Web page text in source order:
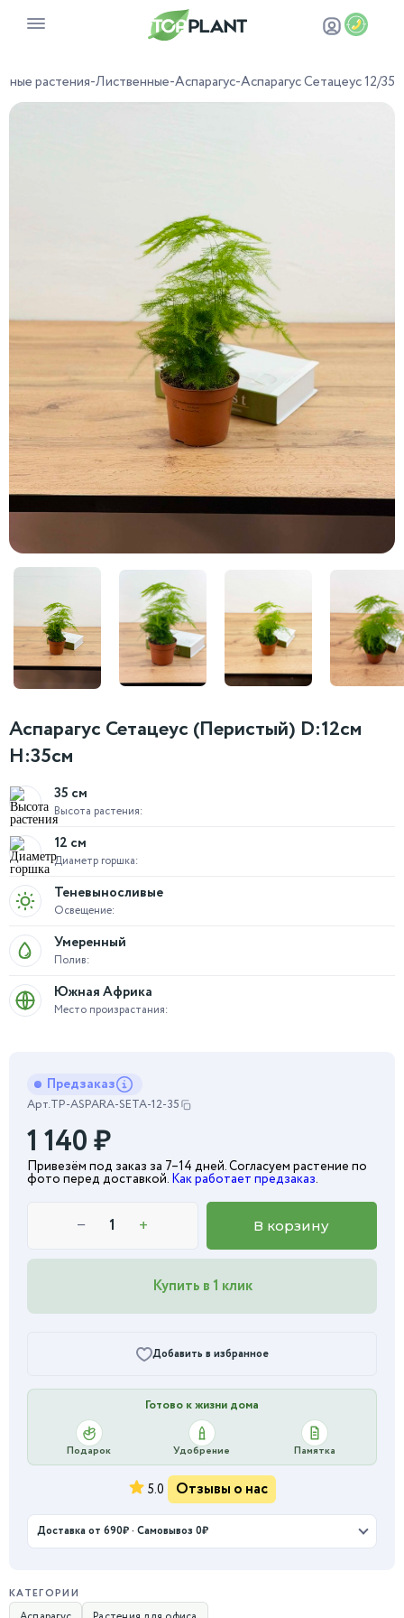
растения-Лиственные-Аспарагус-Аспарагус Сетацеус 12/35
Аспарагус Сетацеус (Перистый) D:12см
H:35см
Высота растения:
35 см
Диаметр горшка:
12 см
Освещение:
Теневыносливые
Полив:
Умеренный
Место произрастания:
Южная Африка
Предзаказ
Арт.TP-ASPARA-SETA-12-35
1 140₽
Привезём под заказ за 7–14 дней. Согласуем растение по
фото перед доставкой. Как работает предзаказ.
− + В корзину
Купить в 1 клик
Добавить в избранное
Готово к жизни дома
Подарок Удобрение Памятка
5.0 Отзывы о нас
Доставка от 690₽ · Самовывоз 0₽
КАТЕГОРИИ